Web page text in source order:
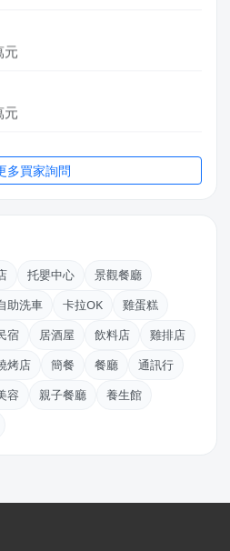
元
多買家詢問
托嬰中心
景觀餐廳
助洗車 卡拉OK
雞蛋糕
宿 居酒屋 飲料店
雞排店
烤店 簡餐 餐廳
通訊行
容 親子餐廳
養生館